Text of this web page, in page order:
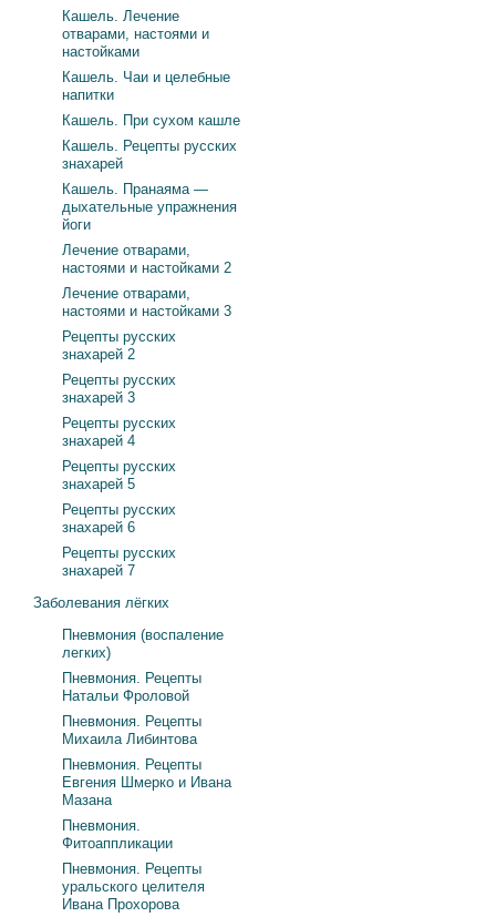
Кашель. Лечение
отварами, настоями и
настойками
Кашель. Чаи и целебные
напитки
Кашель. При сухом кашле
Кашель. Рецепты русских
знахарей
Кашель. Пранаяма —
дыхательные упражнения
йоги
Лечение отварами,
настоями и настойками 2
Лечение отварами,
настоями и настойками 3
Рецепты русских
знахарей 2
Рецепты русских
знахарей 3
Рецепты русских
знахарей 4
Рецепты русских
знахарей 5
Рецепты русских
знахарей 6
Рецепты русских
знахарей 7
Заболевания лёгких
Пневмония (воспаление
легких)
Пневмония. Рецепты
Натальи Фроловой
Пневмония. Рецепты
Михаила Либинтова
Пневмония. Рецепты
Евгения Шмерко и Ивана
Мазана
Пневмония.
Фитоаппликации
Пневмония. Рецепты
уральского целителя
Ивана Прохорова